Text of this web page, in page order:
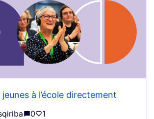
à l’école directement
0 1